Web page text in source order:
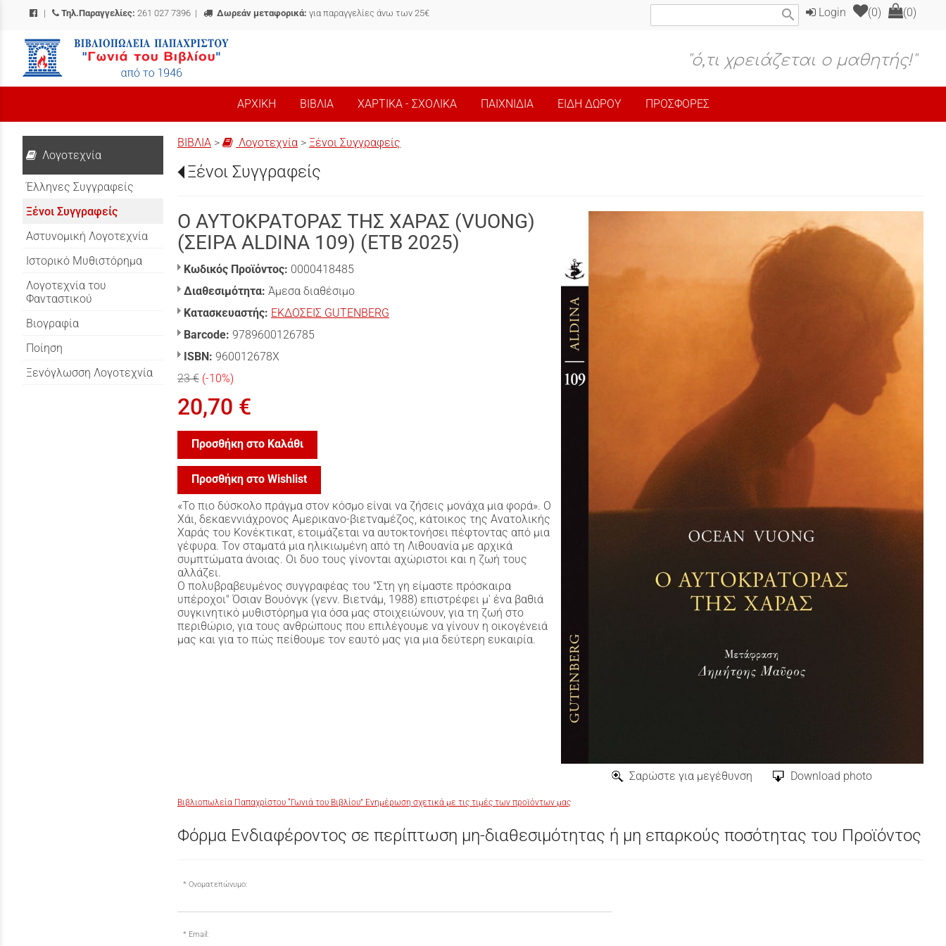
| Τηλ.Παραγγελίες: 261 027 7396 | Δωρεάν μεταφορικά: για παραγγελίες άνω των 25€ (0)
(0)
Login
search
"ό,τι χρειάζεται ο μαθητής!"
/
ΑΡΧΙΚΗ ΒΙΒΛΙΑ ΧΑΡΤΙΚΑ - ΣΧΟΛΙΚΑ ΠΑΙΧΝΙΔΙΑ ΕΙΔΗ ΔΩΡΟΥ ΠΡΟΣΦΟΡΕΣ
Λογοτεχνία
Έλληνες Συγγραφείς
Ξένοι Συγγραφείς
Αστυνομική Λογοτεχνία
Ιστορικό Μυθιστόρημα
Λογοτεχνία του
Φανταστικού
Βιογραφία
Ποίηση
Ξενόγλωσση Λογοτεχνία
ΒΙΒΛΙΑ > Λογοτεχνία > Ξένοι Συγγραφείς
Ξένοι Συγγραφείς
Σαρώστε για μεγέθυνση Download photo
Ο ΑΥΤΟΚΡΑΤΟΡΑΣ ΤΗΣ ΧΑΡΑΣ (VUONG)
(ΣΕΙΡΑ ALDINA 109) (ΕΤΒ 2025)
Κωδικός Προϊόντος: 0000418485
Διαθεσιμότητα: Άμεσα διαθέσιμο
Κατασκευαστής: ΕΚΔΟΣΕΙΣ GUTENBERG
Barcode: 9789600126785
ISBN: 960012678X
23 € (-10%)
20,70 €
Προσθήκη στο Καλάθι
Προσθήκη στο Wishlist
«Το πιο δύσκολο πράγμα στον κόσμο είναι να ζήσεις μονάχα μια φορά». Ο
Χάι, δεκαεννιάχρονος Αμερικανο-βιετναμέζος, κάτοικος της Ανατολικής
Χαράς του Κονέκτικατ, ετοιμάζεται να αυτοκτονήσει πέφτοντας από μια
γέφυρα. Τον σταματά μια ηλικιωμένη από τη Λιθουανία με αρχικά
συμπτώματα άνοιας. Οι δυο τους γίνονται αχώριστοι και η ζωή τους
αλλάζει.
Ο πολυβραβευμένος συγγραφέας του "Στη γη είμαστε πρόσκαιρα
υπέροχοι" Όσιαν Βουόνγκ (γενν. Βιετνάμ, 1988) επιστρέφει μ' ένα βαθιά
συγκινητικό μυθιστόρημα για όσα μας στοιχειώνουν, για τη ζωή στο
περιθώριο, για τους ανθρώπους που επιλέγουμε να γίνουν η οικογένειά
μας και για το πώς πείθουμε τον εαυτό μας για μια δεύτερη ευκαιρία.
Βιβλιοπωλεία Παπαχρίστου “Γωνιά του Βιβλίου” Ενημέρωση σχετικά με τις τιμές των προϊόντων μας
Φόρμα Ενδιαφέροντος σε περίπτωση μη-διαθεσιμότητας ή μη επαρκούς ποσότητας του Προϊόντος
Ονοματεπώνυμο:
Email: